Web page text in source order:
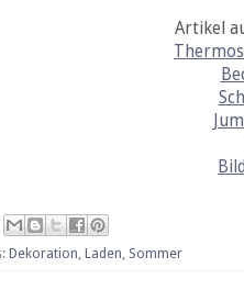
Artikel
Dekoration Laden Sommer